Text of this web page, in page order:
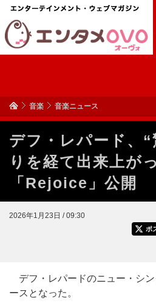
音楽 音楽ニュース
デフ・レパード、
りを経て出来上が
「Rejoice」公開
2026年1月23日 / 09:30
ポ
デフ・レパードのニュー・シ
ースとなった。